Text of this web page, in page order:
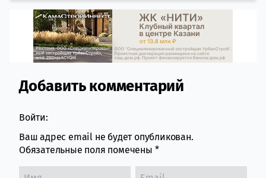
Comment section
Добавить комментарий
Войти:
Ваш адрес email не будет опубликован.
Обязательные поля помечены *